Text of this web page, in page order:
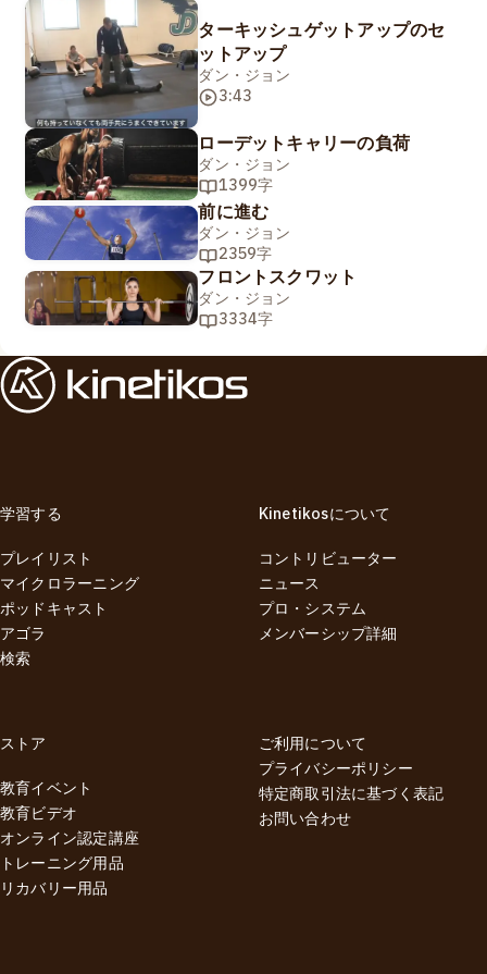
ターキッシュゲットアップのセ
ットアップ
ダン・ジョン
3:43
ローデットキャリーの負荷
ダン・ジョン
1399字
前に進む
ダン・ジョン
2359字
フロントスクワット
ダン・ジョン
3334字
学習する
プレイリスト
マイクロラーニング
ポッドキャスト
アゴラ
検索
Kinetikosについて
コントリビューター
ニュース
プロ・システム
メンバーシップ詳細
ストア
教育イベント
教育ビデオ
オンライン認定講座
トレーニング用品
リカバリー用品
ご利用について
プライバシーポリシー
特定商取引法に基づく表記
お問い合わせ